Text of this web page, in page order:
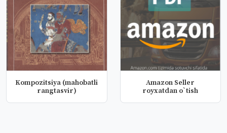
Kompozitsiya (mahobatli
rangtasvir)
Amazon Seller
royxatdan o`tish